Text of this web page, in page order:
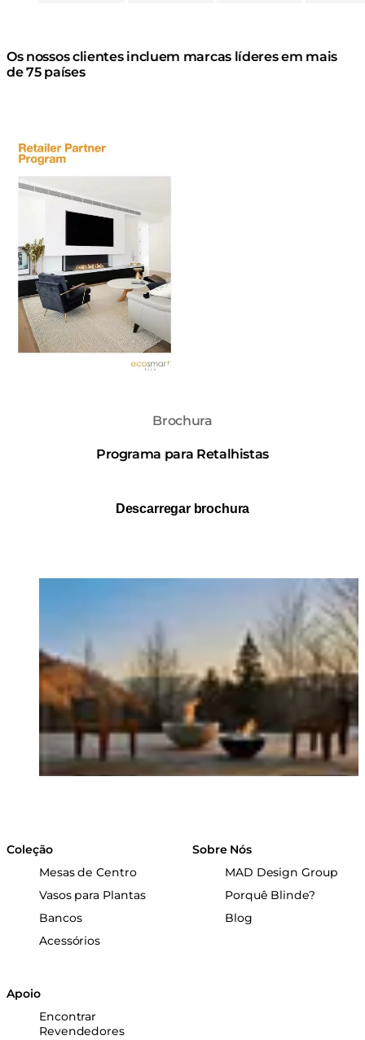
Os nossos clientes incluem marcas líderes em mais
de 75 países
Brochura
Programa para Retalhistas
Descarregar brochura
Coleção
Mesas de Centro
Vasos para Plantas
Bancos
Acessórios
Sobre Nós
MAD Design Group
Porquê Blinde?
Blog
Apoio
Encontrar
Revendedores